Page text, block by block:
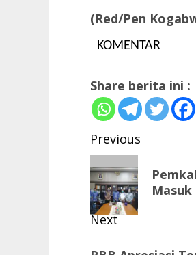
(Red/Pen
KOMENTAR
Share berita ini :
Post
navigation
Previous
Previous
post:
Masuk
Next